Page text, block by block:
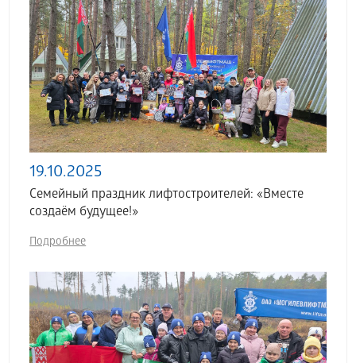
19.10.2025
Семейный праздник лифтостроителей: «Вместе
создаём будущее!»
Подробнее